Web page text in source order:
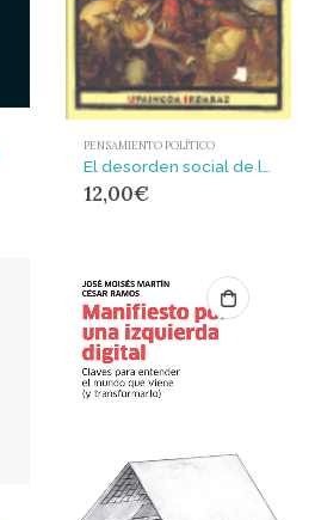
PENSAMIENTO POLÍTICO
12,00€